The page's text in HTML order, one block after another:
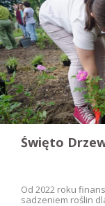
Święto
Od 2022 roku
sadzeniem roślin